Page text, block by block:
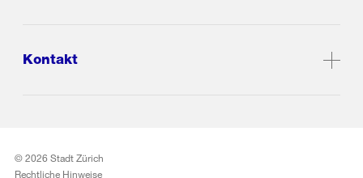
Kontakt
© 2026 Stadt Zürich
Rechtliche Hinweise